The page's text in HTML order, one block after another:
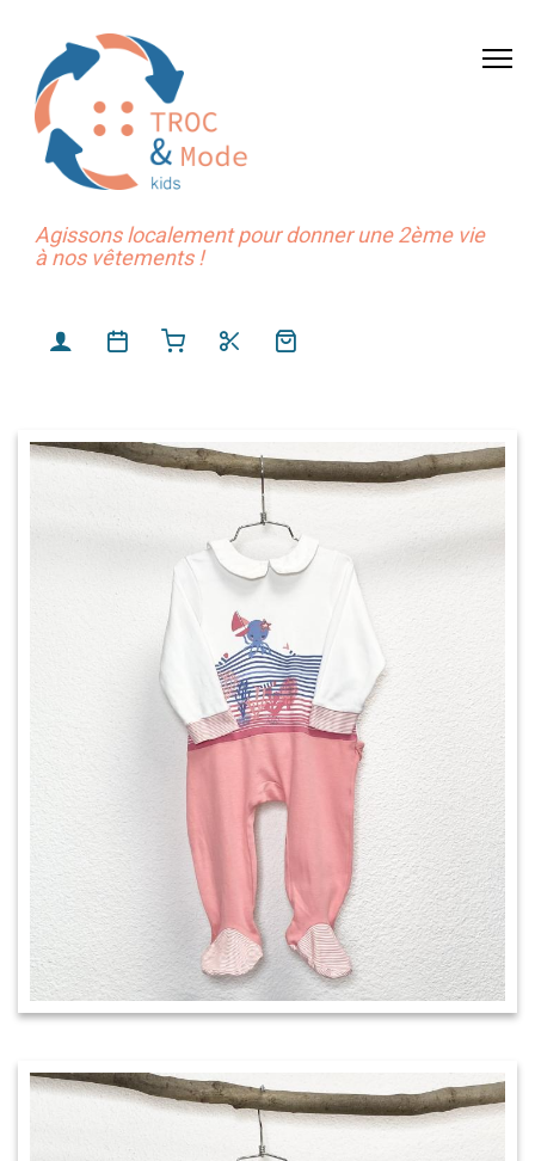
Agissons localement pour donner une 2ème vie
à nos vêtements !